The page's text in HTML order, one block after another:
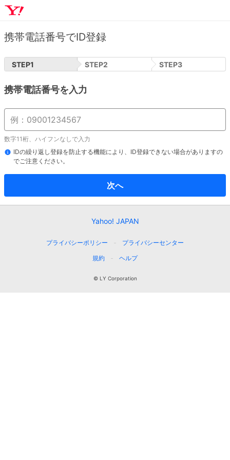
携帯電話番号でID登録
STEP1 STEP2 STEP3
携帯電話番号を入力
数字11桁、ハイフンなしで入力
IDの繰り返し登録を防止する機能により、ID登録できない場合がありますの
でご注意ください。
次へ
Yahoo! JAPAN
プライバシーポリシー
プライバシーセンター
規約
ヘルプ
© LY Corporation